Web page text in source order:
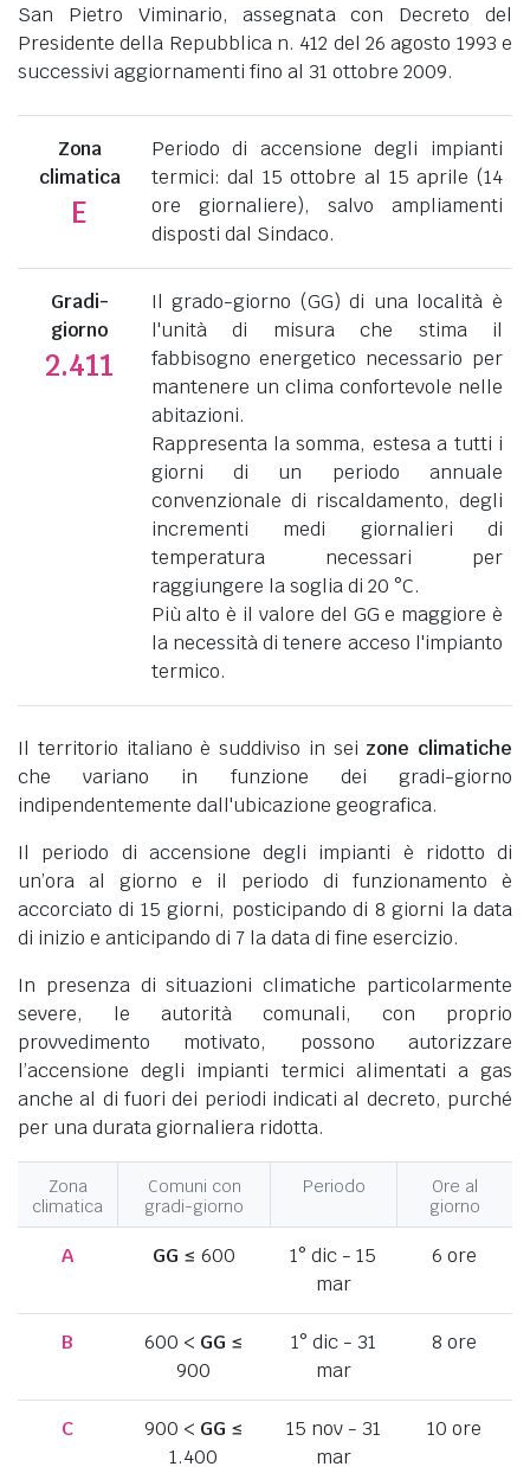
San Pietro Viminario, assegnata con Decreto del
Presidente della Repubblica n. 412 del 26 agosto 1993 e
successivi aggiornamenti fino al 31 ottobre 2009.
Zona
climatica
E
Periodo di accensione degli impianti
termici: dal 15 ottobre al 15 aprile (14
ore giornaliere), salvo ampliamenti
disposti dal Sindaco.
Gradi-
giorno
2.411
Il grado-giorno (GG) di una località è
l'unità di misura che stima il
fabbisogno energetico necessario per
mantenere un clima confortevole nelle
abitazioni.
Rappresenta la somma, estesa a tutti i
giorni di un periodo annuale
convenzionale di riscaldamento, degli
incrementi medi giornalieri di
temperatura necessari per
raggiungere la soglia di 20 °C.
Più alto è il valore del GG e maggiore è
la necessità di tenere acceso l'impianto
termico.
Il territorio italiano è suddiviso in sei zone climatiche
che variano in funzione dei gradi-giorno
indipendentemente dall'ubicazione geografica.
Il periodo di accensione degli impianti è ridotto di
un’ora al giorno e il periodo di funzionamento è
accorciato di 15 giorni, posticipando di 8 giorni la data
di inizio e anticipando di 7 la data di fine esercizio.
In presenza di situazioni climatiche particolarmente
severe, le autorità comunali, con proprio
provvedimento motivato, possono autorizzare
l’accensione degli impianti termici alimentati a gas
anche al di fuori dei periodi indicati al decreto, purché
per una durata giornaliera ridotta.
Zona
climatica
Comuni con
gradi-giorno
Periodo
Ore al
giorno
A GG ≤ 600
1° dic - 15
mar
6 ore
B 600 < GG ≤
900
1° dic - 31
mar
8 ore
C 900 < GG ≤
1.400
15 nov - 31
mar
10 ore